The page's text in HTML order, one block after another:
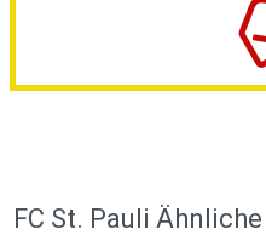
FC St. Pauli